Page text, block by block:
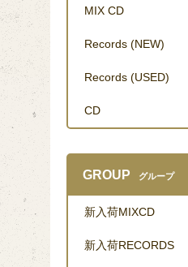
MIX CD
Records (NEW)
Records (USED)
CD
GROUP グループ
新入荷MIXCD
新入荷RECORDS